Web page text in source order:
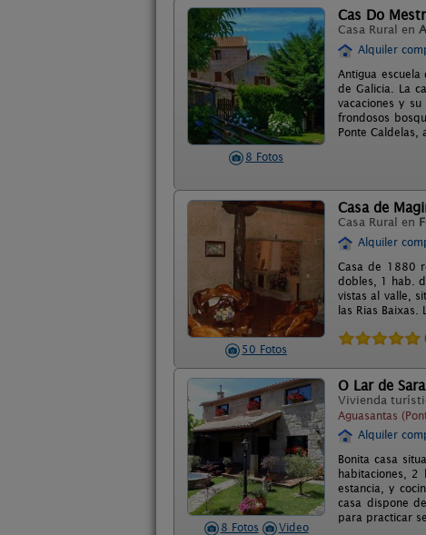
8 Fotos
Cas Do
Casa Rural en
Alquiler
Antigua
de Galicia. La
vacaciones y
frondosos
Ponte
50 Fotos
Casa de
Casa Rural en
Alquiler
Casa de 1880
dobles, 1 hab.
vistas al valle,
las Rias Baixas.
8 Fotos Video
O Lar de Sara
Vivienda
Aguasantas
Alquiler
Bonita casa
habitaciones, 2
estancia, y
casa dispone
para practicar